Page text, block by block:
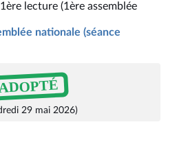
1ère lecture (1ère assemblée
nationale (séance
29 mai 2026)